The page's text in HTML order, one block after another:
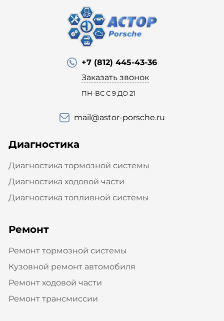
+7 (812) 445-43-36
Заказать звонок
ПН-ВС С 9 ДО 21
mail@astor-porsche.ru
Диагностика
Диагностика тормозной системы
Диагностика ходовой части
Диагностика топливной системы
Ремонт
Ремонт тормозной системы
Кузовной ремонт автомобиля
Ремонт ходовой части
Ремонт трансмиссии